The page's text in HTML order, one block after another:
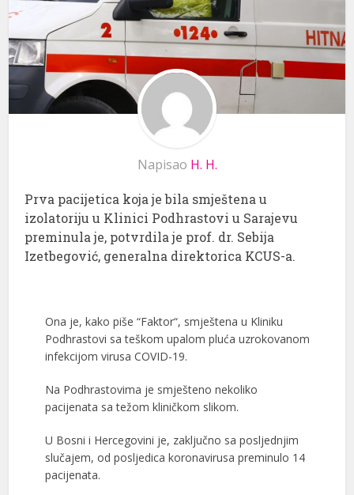
Napisao H. H.
Prva pacijetica koja je bila smještena u
izolatoriju u Klinici Podhrastovi u Sarajevu
preminula je, potvrdila je prof. dr. Sebija
Izetbegović, generalna direktorica KCUS-a.
Ona je, kako piše “Faktor“, smještena u Kliniku
Podhrastovi sa teškom upalom pluća uzrokovanom
infekcijom virusa COVID-19.
Na Podhrastovima je smješteno nekoliko
pacijenata sa težom kliničkom slikom.
U Bosni i Hercegovini je, zaključno sa posljednjim
slučajem, od posljedica koronavirusa preminulo 14
pacijenata.